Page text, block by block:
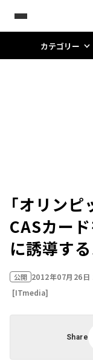
カテゴリー
「オリン
CASカー
に誘導す
公開 2012年07月26日
[ITmedia]
Share